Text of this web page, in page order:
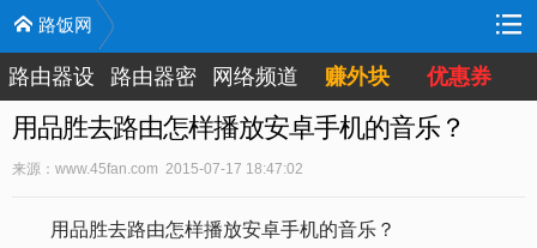
路饭网
路由器设
置
路由器密
码
网络频道 赚外块 优惠券
用品胜去路由怎样播放安卓手机的音乐？
来源：www.45fan.com 2015-07-17 18:47:02
用品胜去路由怎样播放安卓手机的音乐？